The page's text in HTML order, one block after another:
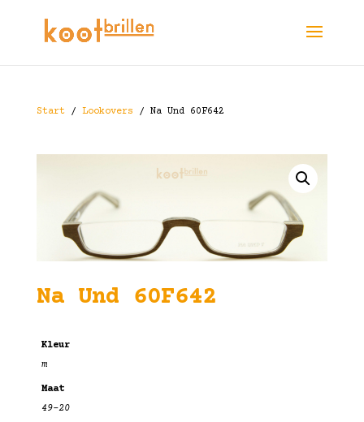
Start/ Lookovers / Na Und 60F642
Na Und 60F642
Kleur
m
Maat
49-20